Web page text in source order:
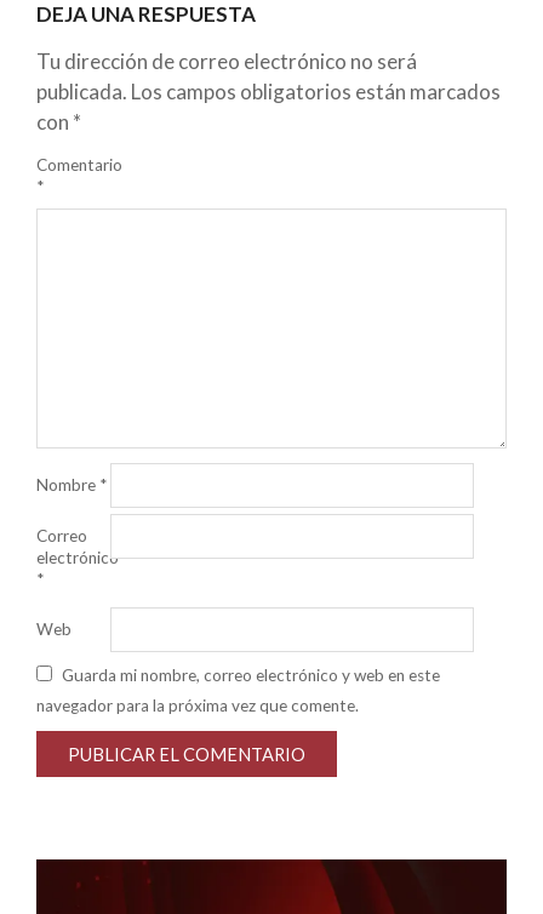
DEJA UNA RESPUESTA
Tu dirección de correo electrónico no será
publicada. Los campos obligatorios están marcados
con *
Comentario
*
Nombre *
Correo
electrónico
*
Web
Guarda mi nombre, correo electrónico y web en este
navegador para la próxima vez que comente.